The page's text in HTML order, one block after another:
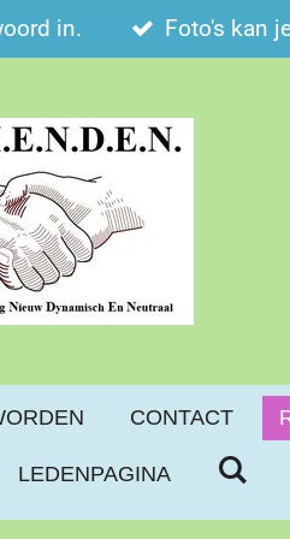
in. Foto's kan
CONTACT
LEDENPAGINA